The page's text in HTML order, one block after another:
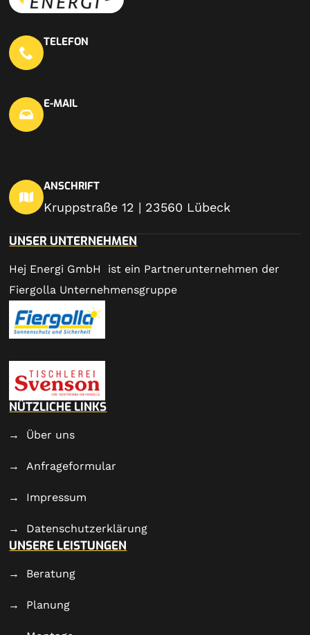
TELEFON
E-MAIL
ANSCHRIFT
Kruppstraße 12 | 23560 Lübeck
UNSER UNTERNEHMEN
Hej Energi GmbH ist ein Partnerunternehmen der
Fiergolla Unternehmensgruppe
NÜTZLICHE LINKS
Über uns
Anfrageformular
Impressum
Datenschutzerklärung
UNSERE LEISTUNGEN
Beratung
Planung